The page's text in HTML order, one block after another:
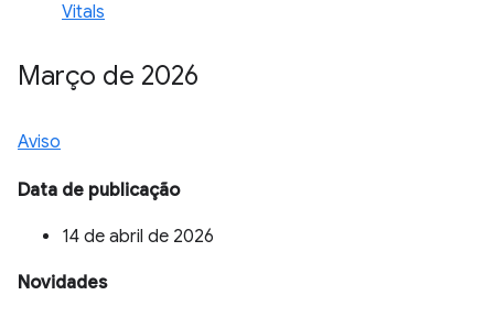
Vitals
Março de 2026
Aviso
Data de publicação
14 de abril de 2026
Novidades